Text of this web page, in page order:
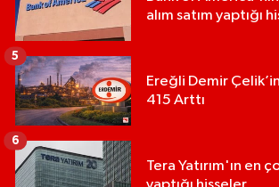
alım satım yaptığı
Ereğli Demir
415 Arttı
5
Tera Yatırım'ın en
6